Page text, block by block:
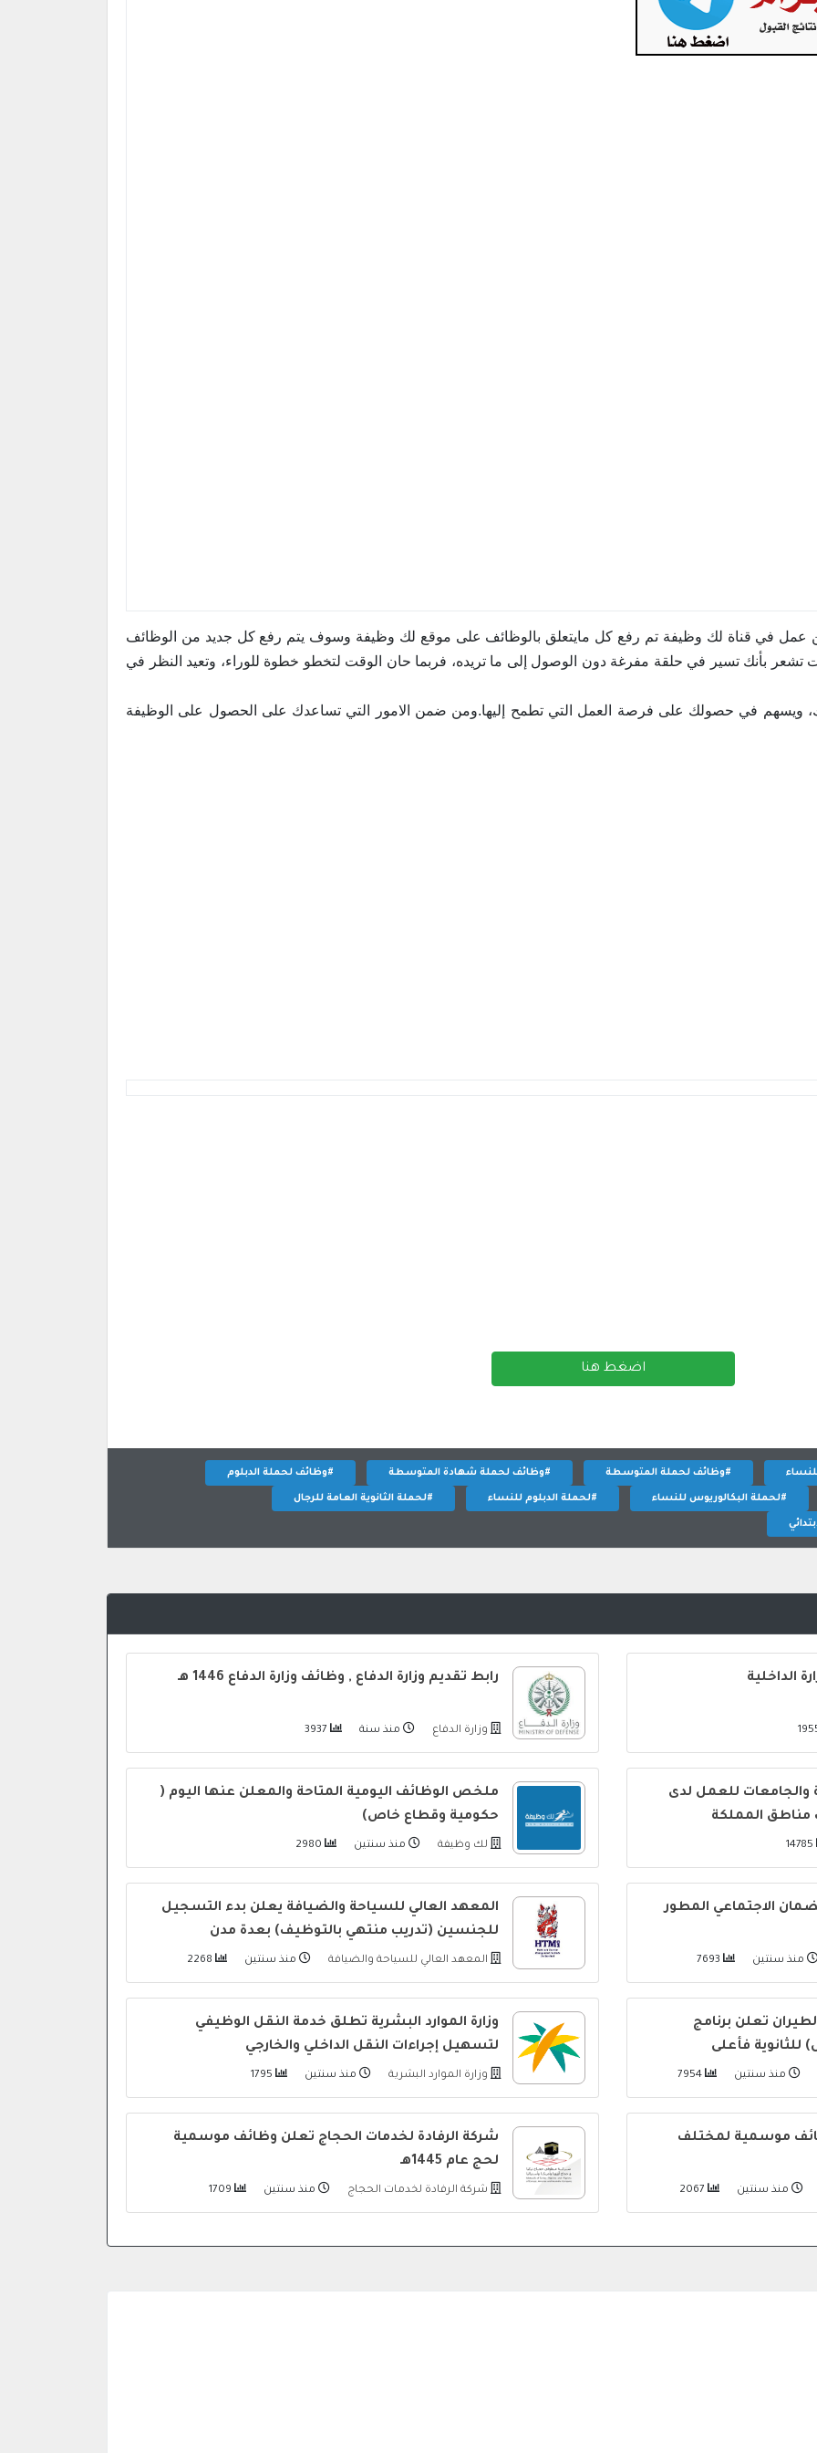
عمل في قناة لك وظيفة تم رفع كل مايتعلق بالوظائف على موقع لك وظيفة وسوف يتم رفع كل جديد من الوظائف
تشعر بأنك تسير في حلقة مفرغة دون الوصول إلى ما تريده، فربما حان الوقت لتخطو خطوة للوراء، وتعيد النظر في
ويسهم في حصولك على فرصة العمل التي تطمح إليها.ومن ضمن الامور التي تساعدك على الحصول على الوظيفة
اضغط هنا
#وظائف لحملة المتوسطة #وظائف لحملة شهادة المتوسطة #وظائف لحملة الدبلوم
#لحملة البكالوريوس للنساء #لحملة الدبلوم للنساء #لحملة الثانوية العامة للرجال
الداخلية رابط تقديم وزارة الدفاع , وظائف وزارة الدفاع 1446 هـ
وزارة الدفاع منذ سنة
والجامعات للعمل لدى
المملكة
ملخص الوظائف اليومية المتاحة والمعلن عنها اليوم (
حكومية وقطاع خاص)
لك وظيفة منذ سنتين
الاجتماعي المطور
منذ سنتين
المعهد العالي للسياحة والضيافة يعلن بدء التسجيل
للجنسين (تدريب منتهي بالتوظيف) بعدة مدن
المعهد العالي للسياحة والضيافة منذ سنتين
تعلن برنامج
منذ سنتين
وزارة الموارد البشرية تطلق خدمة النقل الوظيفي
لتسهيل إجراءات النقل الداخلي والخارجي
وزارة الموارد البشرية منذ سنتين
موسمية لمختلف
منذ سنتين
شركة الرفادة لخدمات الحجاج تعلن وظائف موسمية
لحج عام 1445هـ
شركة الرفادة لخدمات الحجاج منذ سنتين